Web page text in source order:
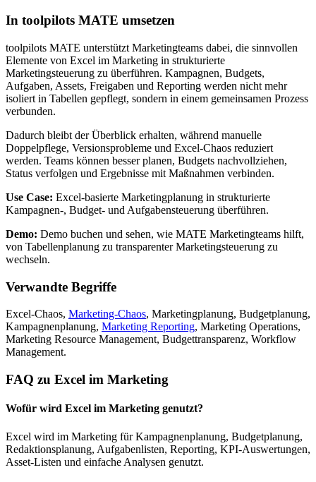
In toolpilots MATE umsetzen
toolpilots MATE unterstützt Marketingteams dabei, die sinnvollen
Elemente von Excel im Marketing in strukturierte
Marketingsteuerung zu überführen. Kampagnen, Budgets,
Aufgaben, Assets, Freigaben und Reporting werden nicht mehr
isoliert in Tabellen gepflegt, sondern in einem gemeinsamen Prozess
verbunden.
Dadurch bleibt der Überblick erhalten, während manuelle
Doppelpflege, Versionsprobleme und Excel-Chaos reduziert
werden. Teams können besser planen, Budgets nachvollziehen,
Status verfolgen und Ergebnisse mit Maßnahmen verbinden.
Use Case: Excel-basierte Marketingplanung in strukturierte
Kampagnen-, Budget- und Aufgabensteuerung überführen.
Demo: Demo buchen und sehen, wie MATE Marketingteams hilft,
von Tabellenplanung zu transparenter Marketingsteuerung zu
wechseln.
Verwandte Begriffe
Excel-Chaos, Marketing-Chaos, Marketingplanung, Budgetplanung,
Kampagnenplanung, Marketing Reporting, Marketing Operations,
Marketing Resource Management, Budgettransparenz, Workflow
Management.
FAQ zu Excel im Marketing
Wofür wird Excel im Marketing genutzt?
Excel wird im Marketing für Kampagnenplanung, Budgetplanung,
Redaktionsplanung, Aufgabenlisten, Reporting, KPI-Auswertungen,
Asset-Listen und einfache Analysen genutzt.